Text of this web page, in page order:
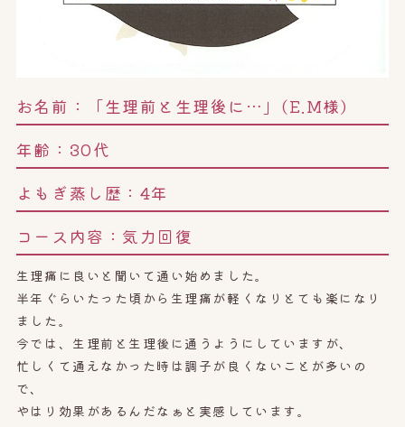
お名前：
「生理前と生理後に…」(E.M様)
年齢： 30代
よもぎ蒸し歴： 4年
コース内容： 気力回復
生理痛に良いと聞いて通い始めました。
半年ぐらいたった頃から生理痛が軽くなりとても楽になり
ました。
今では、生理前と生理後に通うようにしていますが、
忙しくて通えなかった時は調子が良くないことが多いの
で、
やはり効果があるんだなぁと実感しています。